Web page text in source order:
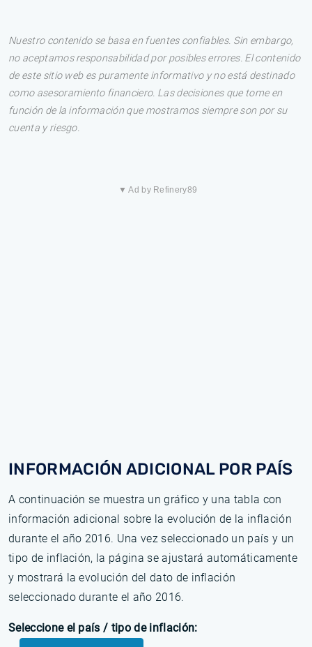
Nuestro contenido se basa en fuentes confiables. Sin embargo,
no aceptamos responsabilidad por posibles errores. El contenido
de este sitio web es puramente informativo y no está destinado
como asesoramiento financiero. Las decisiones que tome en
función de la información que mostramos siempre son por su
cuenta y riesgo.
▼ Ad by Refinery89
INFORMACIÓN ADICIONAL POR PAÍS
A continuación se muestra un gráfico y una tabla con
información adicional sobre la evolución de la inflación
durante el año 2016. Una vez seleccionado un país y un
tipo de inflación, la página se ajustará automáticamente
y mostrará la evolución del dato de inflación
seleccionado durante el año 2016.
Seleccione el país / tipo de inflación: